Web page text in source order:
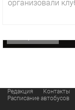
организовали
«Звезда»
Редакция Контакты
Расписание автобусов